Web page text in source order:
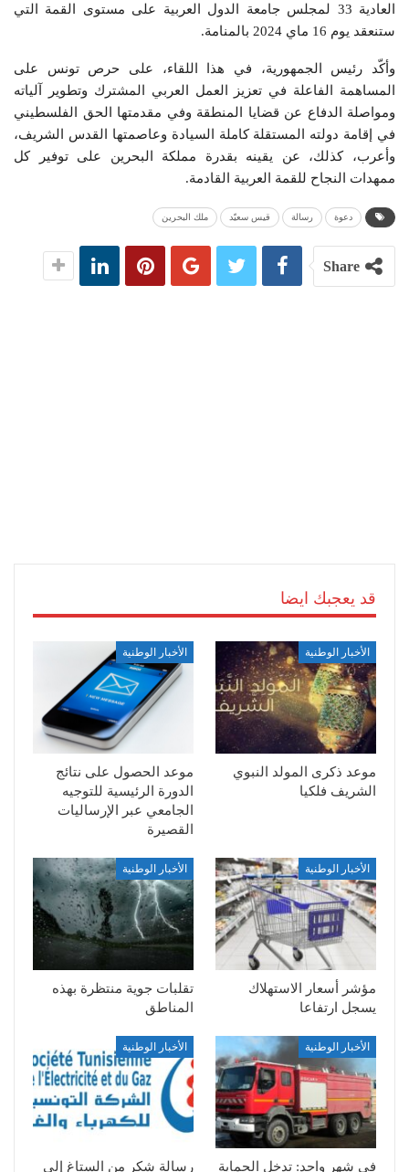
العادية 33 لمجلس جامعة الدول العربية على مستوى القمة التي
ستنعقد يوم 16 ماي 2024 بالمنامة.
وأكّد رئيس الجمهورية، في هذا اللقاء، على حرص تونس على
المساهمة الفاعلة في تعزيز العمل العربي المشترك وتطوير آلياته
ومواصلة الدفاع عن قضايا المنطقة وفي مقدمتها الحق الفلسطيني
في إقامة دولته المستقلة كاملة السيادة وعاصمتها القدس الشريف،
وأعرب، كذلك، عن يقينه بقدرة مملكة البحرين على توفير كل
ممهدات النجاح للقمة العربية القادمة.
دعوة رسالة قيس سعيّد ملك البحرين
Share
قد يعجبك ايضا
الأخبار الوطنية
موعد ذكرى المولد النبوي
الشريف فلكيا
الأخبار الوطنية
موعد الحصول على نتائج
الدورة الرئيسية للتوجيه
الجامعي عبر الإرساليات
القصيرة
الأخبار الوطنية
مؤشر أسعار الاستهلاك
يسجل ارتفاعا
الأخبار الوطنية
تقلبات جوية منتظرة بهذه
المناطق
الأخبار الوطنية
في شهر واحد: تدخل الحماية
الأخبار الوطنية
رسالة شكر من الستاغ إلى